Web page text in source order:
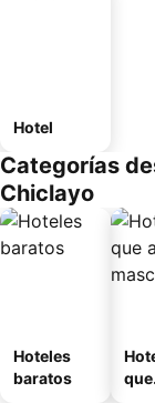
Hotel
Categorías
Chiclayo
Hoteles
baratos
que